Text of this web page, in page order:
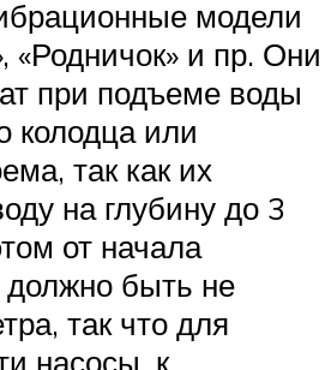
модели
«Родничок» и пр. Они
при подъеме воды
колодца или
так как их
на глубину до 3
от начала
быть не
так что для
насосы, к